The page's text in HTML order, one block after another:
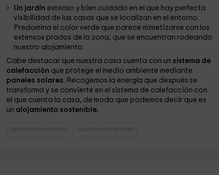
Un jardín extenso y bien cuidado en el que hay perfecta
visibilidad de las casas que se localizan en el entorno.
Predomina el color verde que parece mimetizarse con los
extensos prados de la zona, que se encuentran rodeando
nuestro alojamiento.
Cabe destacar que nuestra casa cuenta con un sistema de
calefacción que protege el medio ambiente mediante
paneles solares. Recogemos la energía que después se
transforma y se convierte en el sistema de calefacción con
el que cuenta la casa, de modo que podemos decir que es
un alojamiento sostenible.
Apartamentos Asturias Apartamentos Vallobal